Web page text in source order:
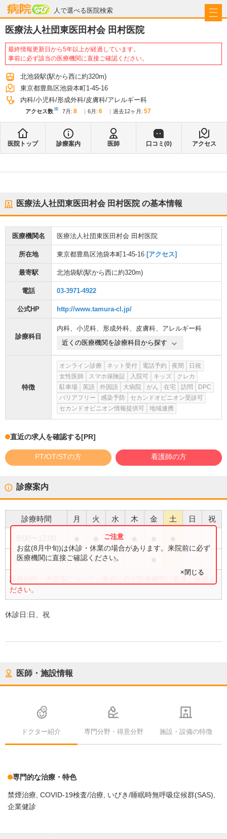
人で選べる医院検索
病院なび
医療法人社団東医田村会 田村医院
最終情報更新日から5年以上が経過しています。
事前に必ず該当の医療機関に直接ご確認ください。
北池袋駅(駅から西に約320m)
東京都豊島区池袋本町1-45-16
内科 小児科 形成外科 皮膚科 アレルギー科
アクセス数※ 7月 : 8 6月 : 6 過去12ヶ月: 57
医院トップ 診療案内 医師 口コミ(0) アクセス
医療法人社団東医田村会 田村医院の基本情報
医療機関名 医療法人社団東医田村会 田村医院
所在地 東京都豊島区池袋本町1-45-16 [アクセス]
最寄駅 北池袋駅(駅から西に約320m)
電話 03-3971-4922
公式HP http://www.tamura-cl.jp/
診療科目
内科、 小児科、 形成外科、 皮膚科、 アレルギー科
近くの医療機関を診療科目から探す
特徴
オンライン診療 ネット受付 電話予約 夜間
日祝
女性医師
スマホ保険証 入院可 キッズ
クレカ
駐車場
英語 外国語 大病院 がん 在宅 訪問
DPC
バリアフリー
感染予防
セカンドオピニオン受診可
セカンドオピニオン情報提供可
地域連携
直近の求人を確認する[PR]
PT/OT/STの方 看護師の方
診療案内
診療時間 月 火 水 木 金 土 日 祝
●
15:00〜18:00 ● ● ●
診療時間・内容等について、事前に必ず医療機関に直接ご確認く
ださい。
お盆(8月中旬)は休診・休業の場合があります。来院前に必ず
医療機関に直接ご確認ください。
×閉じる
休診日:日、祝
医師・施設情報
ドクター紹介 専門分野・得意分野 施設・設備の特徴
専門的な治療・特色
禁煙治療 COVID-19検査/治療
いびき/睡眠時無呼吸症候群(SAS)
企業健診